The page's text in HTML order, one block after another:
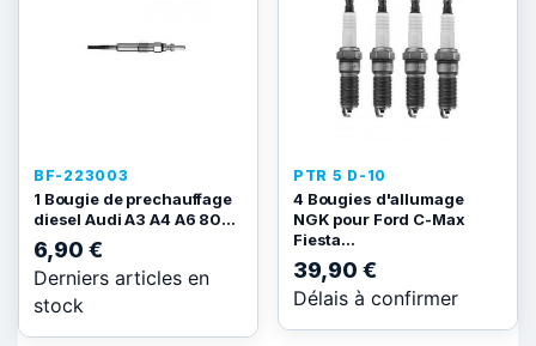
BF-223003
1 Bougie de prechauffage
diesel Audi A3 A4 A6 80...
6,90 €
Derniers articles en
stock
PTR 5 D-10
4 Bougies d'allumage
NGK pour Ford C-Max
Fiesta...
39,90 €
Délais à confirmer